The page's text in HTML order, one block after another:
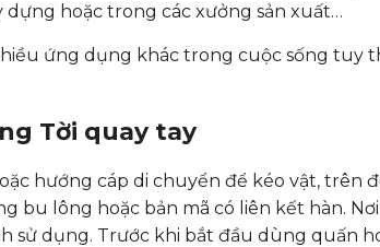
hoặc trong các xưởng sản xuất…
ứng dụng khác trong cuộc sống tuy
Tời quay tay
hướng cáp di chuyển để kéo vật, trên
bu lông hoặc bản mã có liên kết hàn.
dụng. Trước khi bắt đầu dùng quấn